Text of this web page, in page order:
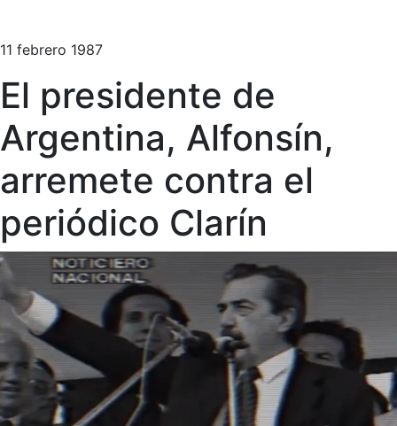
11 febrero 1987
El presidente de
Argentina, Alfonsín,
arremete contra el
periódico Clarín